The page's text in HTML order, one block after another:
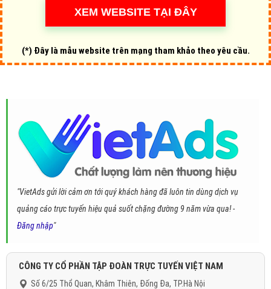
(*) Đây là mẫu website trên mạng tham khảo theo yêu cầu.
"VietAds gửi lời cảm ơn tới quý khách hàng đã luôn tin dùng dịch vụ
quảng cáo trực tuyến hiệu quả suốt chặng đường 9 năm vừa qua! -
Đăng nhập"
CÔNG TY CỔ PHẦN TẬP ĐOÀN TRỰC TUYẾN VIỆT NAM
Số 6/25 Thổ Quan, Khâm Thiên, Đống Đa, TP.Hà Nội